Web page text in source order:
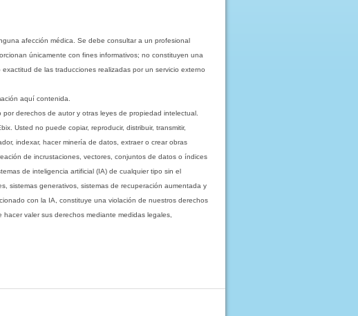
afección médica. Se debe consultar a un profesional
únicamente con fines informativos; no constituyen una
de las traducciones realizadas por un servicio externo
aquí contenida.
derechos de autor y otras leyes de propiedad intelectual.
Usted no puede copiar, reproducir, distribuir, transmitir,
indexar, hacer minería de datos, extraer o crear obras
de incrustaciones, vectores, conjuntos de datos o índices
de inteligencia artificial (IA) de cualquier tipo sin el
sistemas generativos, sistemas de recuperación aumentada y
con la IA, constituye una violación de nuestros derechos
valer sus derechos mediante medidas legales,